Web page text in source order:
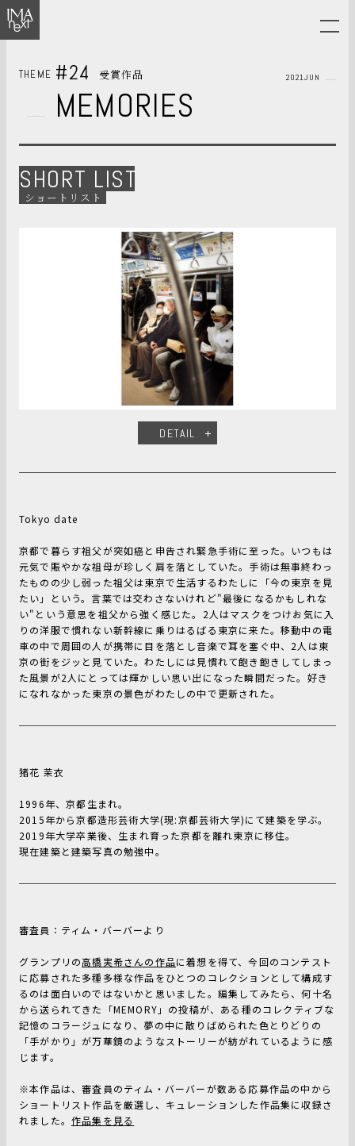
THEME #24 受賞作品 2021JUN
MEMORIES
SHORT LIST
ショートリスト
DETAIL
Tokyo date
京都で暮らす祖父が突如癌と申告され緊急手術に至った。いつもは
元気で賑やかな祖母が珍しく肩を落としていた。手術は無事終わっ
たものの少し弱った祖父は東京で生活するわたしに「今の東京を見
たい」という。言葉では交わさないけれど"最後になるかもしれな
い"という意思を祖父から強く感じた。2人はマスクをつけお気に入
りの洋服で慣れない新幹線に乗りはるばる東京に来た。移動中の電
車の中で周囲の人が携帯に目を落とし音楽で耳を塞ぐ中、2人は東
京の街をジッと見ていた。わたしには見慣れて飽き飽きしてしまっ
た風景が2人にとっては輝かしい思い出になった瞬間だった。好き
になれなかった東京の景色がわたしの中で更新された。
猪花 茉衣
1996年、京都生まれ。
2015年から京都造形芸術大学(現:京都芸術大学)にて建築を学ぶ。
2019年大学卒業後、生まれ育った京都を離れ東京に移住。
現在建築と建築写真の勉強中。
審査員：ティム・バーバーより
グランプリの高橋実希さんの作品に着想を得て、今回のコンテスト
に応募された多種多様な作品をひとつのコレクションとして構成す
るのは面白いのではないかと思いました。編集してみたら、何十名
から送られてきた「MEMORY」の投稿が、ある種のコレクティブな
記憶のコラージュになり、夢の中に散りばめられた色とりどりの
「手がかり」が万華鏡のようなストーリーが紡がれているように感
じます。
※本作品は、審査員のティム・バーバーが数ある応募作品の中から
ショートリスト作品を厳選し、キュレーションした作品集に収録さ
れました。 作品集を見る